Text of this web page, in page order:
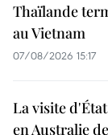
Thaïlande
au Vietnam
07/08/2026 15:17
La visite
en Australie